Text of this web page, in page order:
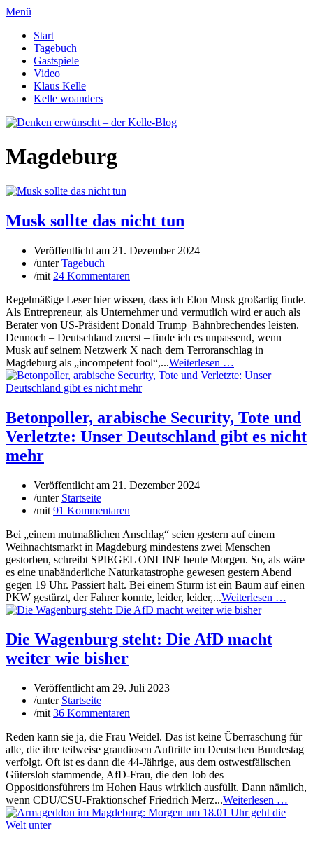
Menü
Start
Tagebuch
Gastspiele
Video
Klaus Kelle
Kelle woanders
Magdeburg
Musk sollte das nicht tun
Veröffentlicht am 21. Dezember 2024
/unterTagebuch
/mit 24 Kommentaren
Regelmäßige Leser hier wissen, dass ich Elon Musk großartig finde.
Als Entrepreneur, als Unternehmer und vermutlich wird er auch als
Berater von US-Präsident Donald Trump Bahnbrechendes leisten.
Dennoch – Deutschland zuerst – finde ich es unpassend, wenn
Musk auf seinem Netzwerk X nach dem Terroranschlag in
Magdeburg als „incompetent fool“,...Weiterlesen …
Betonpoller, arabische Security, Tote und
Verletzte: Unser Deutschland gibt es nicht
mehr
Veröffentlicht am 21. Dezember 2024
/unter Startseite
/mit 91 Kommentaren
Bei „einem mutmaßlichen Anschlag“ seien gestern auf einem
Weihnachtsmarkt in Magdeburg mindestens zwei Menschen
gestorben, schreibt SPIEGEL ONLINE heute Morgen. So, als wäre
es eine unabänderliche Naturkatastrophe gewesen gestern Abend
gegen 19 Uhr. Passiert halt. Bei einem Sturm ist ein Baum auf einen
PKW gestürzt, der Fahrer konnte, leider, leider,...Weiterlesen …
Die Wagenburg steht: Die AfD macht
weiter wie bisher
Veröffentlicht am 29. Juli 2023
/unter Startseite
/mit 36 Kommentaren
Reden kann sie ja, die Frau Weidel. Das ist keine Überraschung für
alle, die ihre teilweise grandiosen Auftritte im Deutschen Bundestag
verfolgt. Oft ist es dann die 44-Jährige, aus dem ostwestfälischen
Gütersloh stammende, AfD-Frau, die den Job des
Oppositionsführers im Hohen Haus wirklich ausfüllt. Dann nämlich,
wenn CDU/CSU-Fraktionschef Friedrich Merz...Weiterlesen …